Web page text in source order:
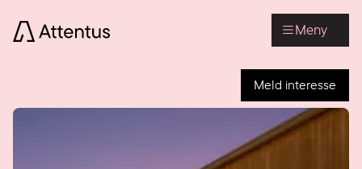
Meny
Meld interesse